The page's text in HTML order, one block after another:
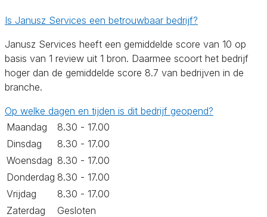
Is Janusz Services een betrouwbaar bedrijf?
Janusz Services heeft een gemiddelde score van 10 op
basis van 1 review uit 1 bron. Daarmee scoort het bedrijf
hoger dan de gemiddelde score 8.7 van bedrijven in de
branche.
Op welke dagen en tijden is dit bedrijf geopend?
Maandag
8.30 - 17.00
Dinsdag
8.30 - 17.00
Woensdag 8.30 - 17.00
Donderdag 8.30 - 17.00
Vrijdag
8.30 - 17.00
Zaterdag
Gesloten